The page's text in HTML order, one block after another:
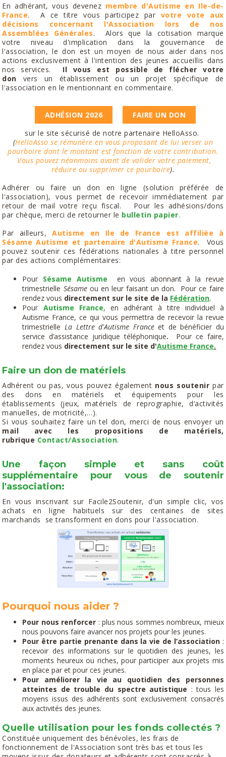
En adhérant, vous devenez membre d'Autisme en Ile-de-
France. A ce titre vous participez par votre vote aux
décisions concernant l'Association lors de nos
Assemblées Générales. Alors que la cotisation marque
votre niveau d'implication dans la gouvernance de
l'association, le don est un moyen de nous aider dans nos
actions exclusivement à l'intention des jeunes accueillis dans
nos services. Il vous est possible de flécher votre
don vers un établissement ou un projet spécifique de
l'association en le mentionnant en commentaire.
ADHÉSION 2026
FAIRE UN DON
sur le site sécurisé de notre partenaire HelloAsso.
(HelloAsso se rémunère en vous proposant de lui verser un
pourboire dont le montant est fonction de votre contribution.
Vous pouvez néanmoins avant de valider votre paiement,
réduire ou supprimer ce pourboire).
Adhérer ou faire un don en ligne (solution préférée de
l'association), vous permet de recevoir immédiatement par
retour de mail votre reçu fiscal. Pour les adhésions/dons
par chèque, merci de retourner le bulletin papier.
Par ailleurs,Autisme en Ile de France est affiliée à
Sésame Autisme et partenaire d'Autisme France. Vous
pouvez soutenir ces fédérations nationales à titre personnel
par des actions complémentaires:
Pour Sésame Autisme en vous abonnant à la revue
trimestrielle Sésameou en leur faisant un don. Pour ce faire
rendez vous directement sur le site de la Fédération.
Pour Autisme France, en adhérant à titre individuel à
Autisme France, ce qui vous permettra de recevoir la revue
trimestrielle La Lettre d'Autisme Franceet de bénéficier du
service d’assistance juridique téléphonique. Pour ce faire,
rendez vous directement sur le site d'Autisme France.
Faire un don de matériels
Adhérent ou pas, vous pouvez également nous soutenir par
des dons en matériels et équipements pour les
établissements (jeux, matériels de reprographie, d’activités
manuelles, de motricité,…).
Si vous souhaitez faire un tel don, merci de nous envoyer un
mail avec les propositions de matériels,
rubrique Contact/Association.​​
Une façon simple et sans coût
supplémentaire pour vous de soutenir
l'association:
En vous inscrivant sur Facile2Soutenir, d'un simple clic, vos
achats en ligne habituels sur des centaines de sites
marchands se transforment en dons pour l'association.
Pourquoi nous aider ?
Pour nous renforcer : plus nous sommes nombreux, mieux
nous pouvons faire avancer nos projets pour les jeunes.
Pour être partie prenante dans la vie de l’association:
recevoir des informations sur le quotidien des jeunes, les
moments heureux ou riches, pour participer aux projets mis
en place par et pour ces jeunes.
Pour améliorer la vie au quotidien des personnes
atteintes de trouble du spectre autistique : tous les
moyens issus des adhérents sont exclusivement consacrés
aux activités des jeunes.
Quelle utilisation pour les fonds collectés ?
Constituée uniquement des bénévoles, les frais de
fonctionnement de l'Association sont très bas et tous les